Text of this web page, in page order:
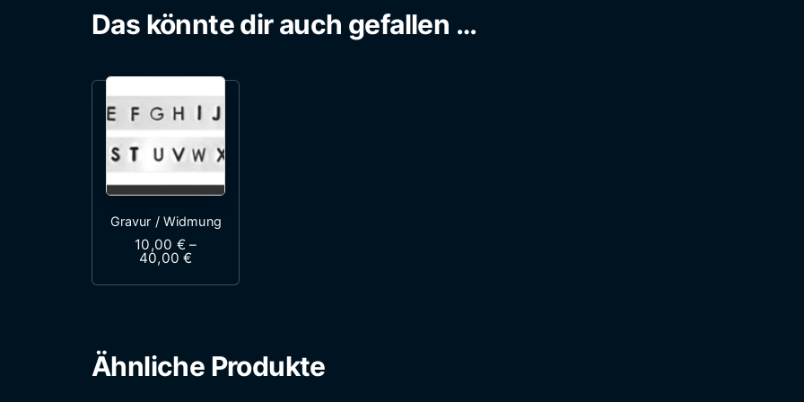
Das könnte dir auch gefallen …
Gravur / Widmung
10,00 € –
40,00€
Dieses Produkt weist mehrere Varianten auf. Die Optionen können auf der
Ähnliche Produkte